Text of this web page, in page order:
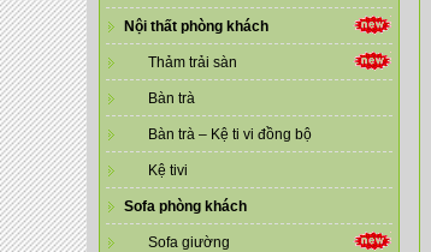
Nội thất phòng khách
Thảm trải sàn
Bàn trà
Bàn trà – Kệ ti vi đồng bộ
Kệ tivi
Sofa phòng khách
Sofa giường